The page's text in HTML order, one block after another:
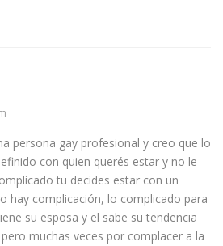
persona gay profesional y creo que lo
con quien querés estar y no le
tu decides estar con un
hay complicación, lo complicado para
su esposa y el sabe su tendencia
muchas veces por complacer a la